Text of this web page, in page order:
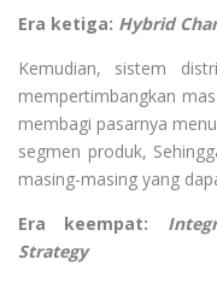
Era ketiga: Hybrid
Kemudian, sistem
mempertimbangkan
membagi pasarnya
segmen produk,
masing-masing yang
Era keempat:
Strategy